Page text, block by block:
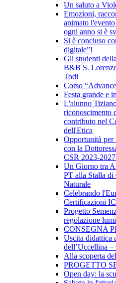
Un saluto a
Emozioni,
animato
ogni anno si è
Si è concluso
digitale”!
Gli studenti
B&B S.
Todi
Corso
Festa grande e
L'alunno
riconoscimento
contributo nel
dell'Etica
Opportunità
con la
CSR 2023-
Un Giorno tra
PT alla Stalla di
Naturale
Celebrando
Certificazioni
Progetto
regolazione
CONSEGNA
Uscita didattica
dell’Uccellina –
Alla scoperta
PROGETTO
Open day: la